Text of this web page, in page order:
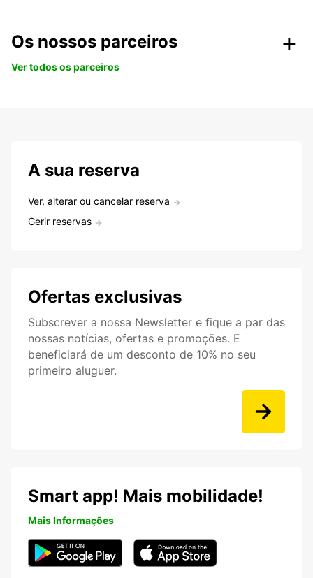
Os nossos parceiros
Ver todos os parceiros
A sua reserva
Ver, alterar ou cancelar reserva
Gerir reservas
Ofertas exclusivas
Subscrever a nossa Newsletter e fique a par das
nossas notícias, ofertas e promoções. E
beneficiará de um desconto de 10% no seu
primeiro aluguer.
Smart app! Mais mobilidade!
Mais Informações